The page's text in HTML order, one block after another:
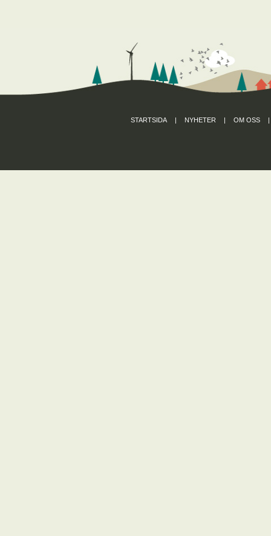
STARTSIDA | NYHETER | OM OSS |